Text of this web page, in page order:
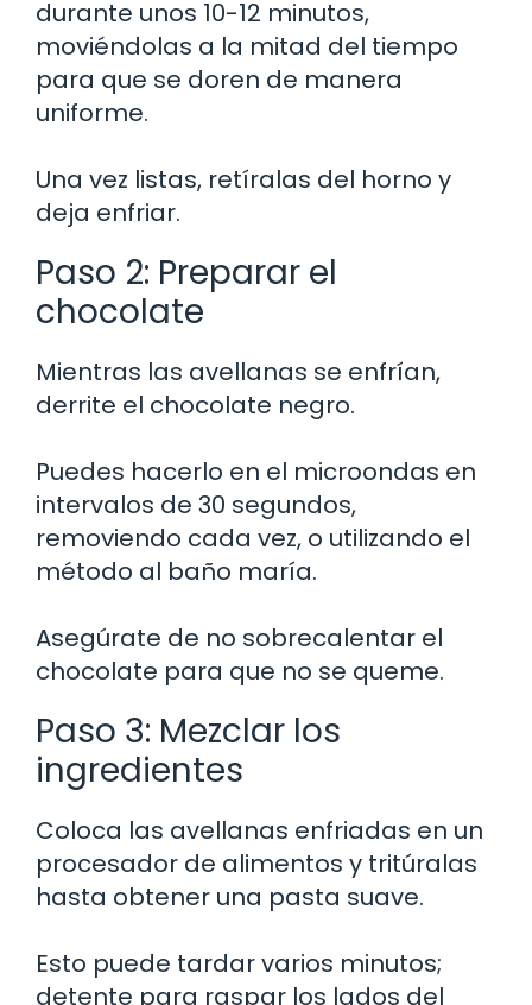
durante unos 10-12 minutos,
moviéndolas a la mitad del tiempo
para que se doren de manera
uniforme.
Una vez listas, retíralas del horno y
deja enfriar.
Paso 2: Preparar el
chocolate
Mientras las avellanas se enfrían,
derrite el chocolate negro.
Puedes hacerlo en el microondas en
intervalos de 30 segundos,
removiendo cada vez, o utilizando el
método al baño maría.
Asegúrate de no sobrecalentar el
chocolate para que no se queme.
Paso 3: Mezclar los
ingredientes
Coloca las avellanas enfriadas en un
procesador de alimentos y tritúralas
hasta obtener una pasta suave.
Esto puede tardar varios minutos;
detente para raspar los lados del